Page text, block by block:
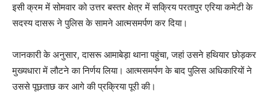
इसी क्रम में सोमवार को उत्तर बस्तर क्षेत्र में सक्रिय परतापुर एरिया कमेटी के
सदस्य दासरू ने पुलिस के सामने आत्मसमर्पण कर दिया।
जानकारी के अनुसार, दासरू आमाबेड़ा थाना पहुंचा, जहां उसने हथियार छोड़कर
मुख्यधारा में लौटने का निर्णय लिया। आत्मसमर्पण के बाद पुलिस अधिकारियों ने
उससे पूछताछ कर आगे की प्रक्रिया पूरी की।